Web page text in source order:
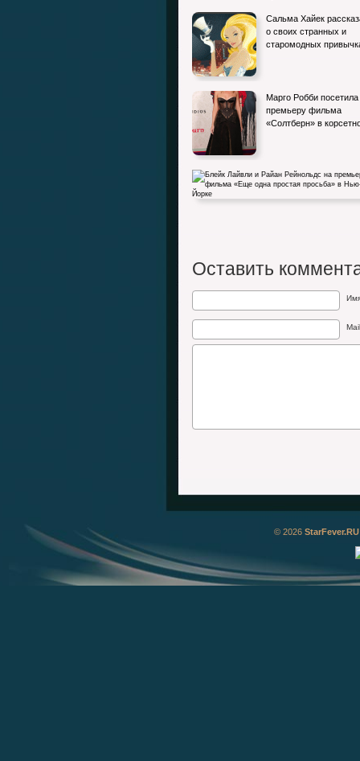
Сальма Хайек
о своих странных и
старомодных
Марго Робби посетила
премьеру фильма
«Солтберн» в
премьере фильма «Еще одна…
Оставить
© 2026 StarFever.RU